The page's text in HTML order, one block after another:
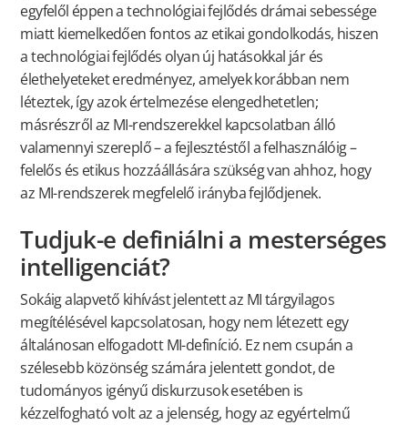
egyfelől éppen a technológiai fejlődés drámai sebessége
miatt kiemelkedően fontos az etikai gondolkodás, hiszen
a technológiai fejlődés olyan új hatásokkal jár és
élethelyeteket eredményez, amelyek korábban nem
léteztek, így azok értelmezése elengedhetetlen;
másrészről az MI-rendszerekkel kapcsolatban álló
valamennyi szereplő – a fejlesztéstől a felhasználóig –
felelős és etikus hozzáállására szükség van ahhoz, hogy
az MI-rendszerek megfelelő irányba fejlődjenek.
Tudjuk-e definiálni a mesterséges
intelligenciát?
Sokáig alapvető kihívást jelentett az MI tárgyilagos
megítélésével kapcsolatosan, hogy nem létezett egy
általánosan elfogadott MI-definíció. Ez nem csupán a
szélesebb közönség számára jelentett gondot, de
tudományos igényű diskurzusok esetében is
kézzelfogható volt az a jelenség, hogy az egyértelmű